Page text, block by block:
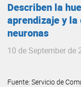
Describen la
aprendizaje y
neuronas
10 de September de
Fuente: Servicio de